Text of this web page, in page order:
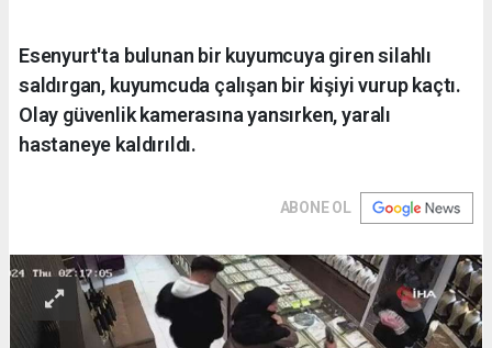
Esenyurt'ta bulunan bir kuyumcuya giren silahlı
saldırgan, kuyumcuda çalışan bir kişiyi vurup kaçtı.
Olay güvenlik kamerasına yansırken, yaralı
hastaneye kaldırıldı.
ABONE OL